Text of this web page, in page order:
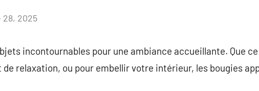
2025
incontournables pour une ambiance accueillante. Que
relaxation, ou pour embellir votre intérieur, les bougies